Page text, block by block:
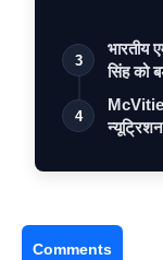
3
भारतीय
सिंह को
4
Comments